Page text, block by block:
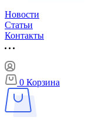
Новости
Статьи
Контакты
0 Корзина